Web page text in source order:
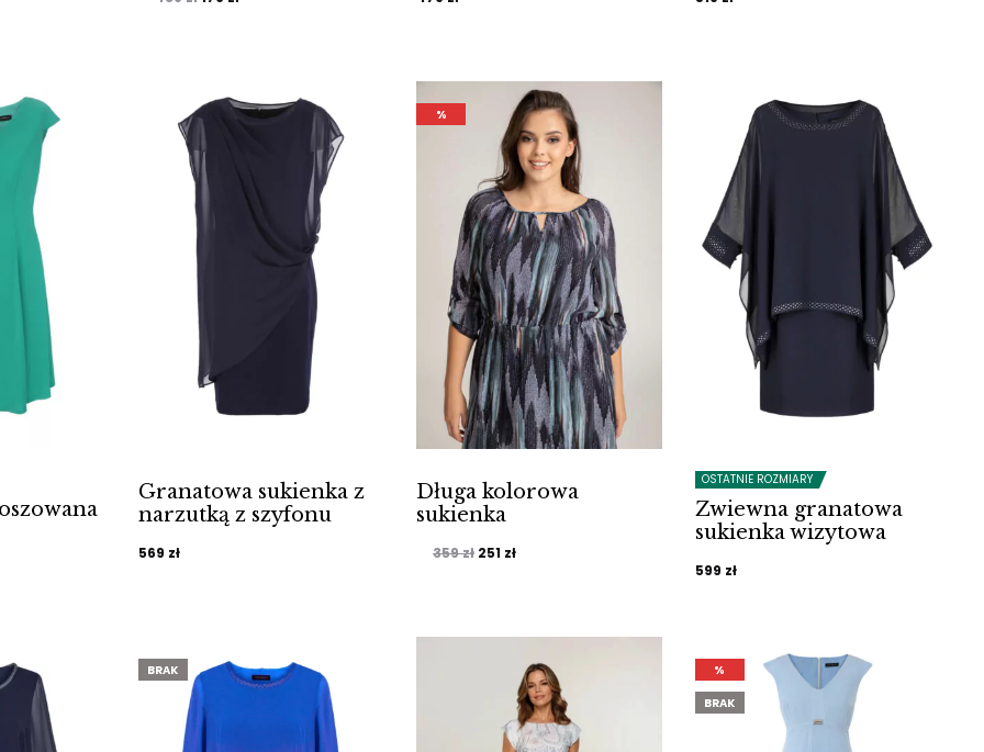
439 zł.
Granatowa sukienka z
narzutką z szyfonu
569 zł
%
Długa kolorowa
sukienka
359zł Pierwotna
251 złAktualna
OSTATNIE ROZMIARY
Zwiewna granatowa
sukienka wizytowa
599 zł
BRAK
%
BRAK